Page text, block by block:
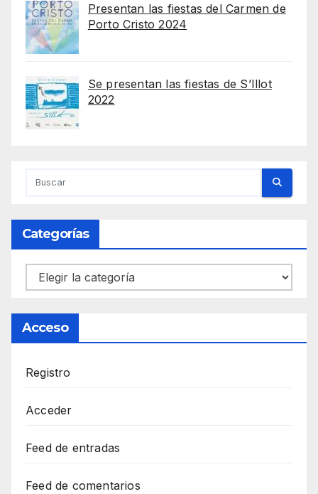
Presentan las fiestas del Carmen de
Porto Cristo 2024
Se presentan las fiestas de S’Illot
2022
Categorías
Categorías
Acceso
Registro
Acceder
Feed de entradas
Feed de comentarios